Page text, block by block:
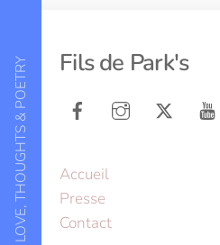
LOVE, THOUGHTS & POETRY Fils de Park's
Accueil
Presse
Contact